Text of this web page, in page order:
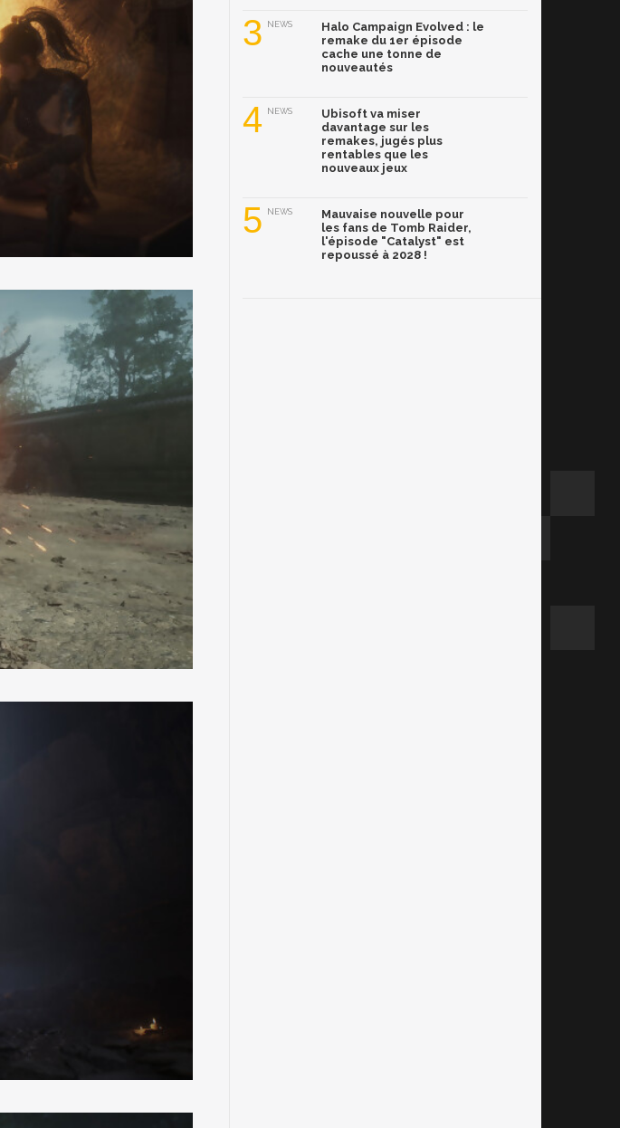
3 NEWS
Halo Campaign Evolved : le
remake du 1er épisode
cache une tonne de
nouveautés
4 NEWS
Ubisoft va miser
davantage sur les
remakes, jugés plus
rentables que les
nouveaux jeux
5 NEWS
Mauvaise nouvelle pour
les fans de Tomb Raider,
l'épisode "Catalyst" est
repoussé à 2028 !